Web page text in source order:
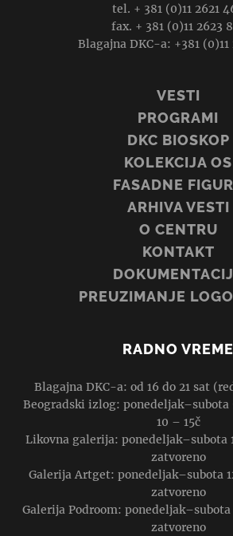
tel. + 381 (0)11 2621
fax. + 381 (0)11 2623
Blagajna DKC-a: +381 (0)11
VESTI
PROGRAMI
DKC BIOSKOP
KOLEKCIJA OS
FASADNE
ARHIVA VESTI
O CENTRU
KONTAKT
PREUZIMANJE
RADNO VREME
Blagajna DKC-a: od 16 do 21 sat
Beogradski izlog: ponedeljak–subota
10 – 15č
Likovna galerija: ponedeljak–subota
zatvoreno
Galerija Artget: ponedeljak–subota
zatvoreno
Galerija Podroom:
zatvoreno